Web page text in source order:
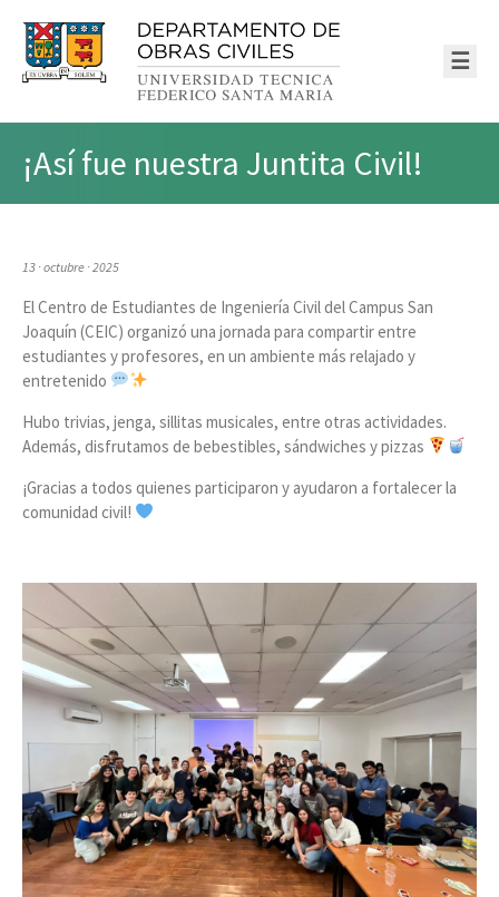
☰
¡Así fue nuestra Juntita Civil!
13 · octubre · 2025
El Centro de Estudiantes de Ingeniería Civil del Campus San
Joaquín (CEIC) organizó una jornada para compartir entre
estudiantes y profesores, en un ambiente más relajado y
entretenido
Hubo trivias, jenga, sillitas musicales, entre otras actividades.
Además, disfrutamos de bebestibles, sándwiches y pizzas
¡Gracias a todos quienes participaron y ayudaron a fortalecer la
comunidad civil!